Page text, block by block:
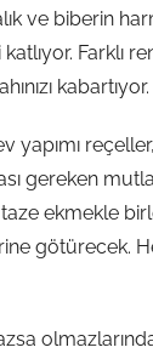
ve biberin
Farklı
kabartıyor.
yapımı
gereken
ekmekle
götürecek.